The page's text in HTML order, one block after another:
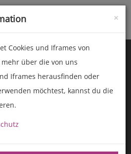
Toggle
×
Cookies und Iframes von
über die von uns
Iframes herausfinden oder
möchtest, kannst du die